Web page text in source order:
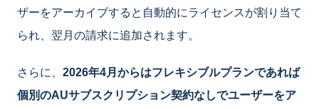
ザーをアーカイブすると自動的にライセンスが割り当て
られ、翌月の請求に追加されます。
さらに、 2026年4月からはフレキシブルプランであれば
個別のAUサブスクリプション契約なしでユーザーをア